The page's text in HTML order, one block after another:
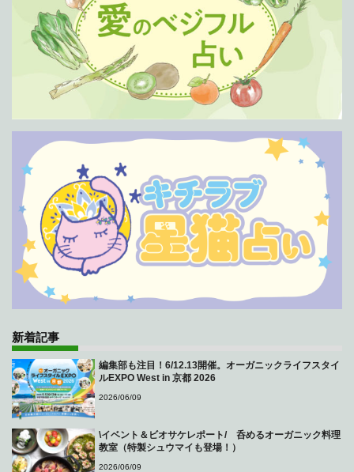
新着記事
編集部も注目！6/12.13開催。オーガニックライフスタイ
ルEXPO West in 京都 2026
2026/06/09
\イベント＆ビオサケレポート/ 呑めるオーガニック料理
教室（特製シュウマイも登場！）
2026/06/09